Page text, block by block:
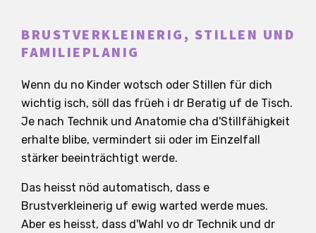
BRUSTVERKLEINERIG, STILLEN UND
FAMILIEPLANIG
Wenn du no Kinder wotsch oder Stillen für dich
wichtig isch, söll das früeh i dr Beratig uf de Tisch.
Je nach Technik und Anatomie cha d'Stillfähigkeit
erhalte blibe, vermindert sii oder im Einzelfall
stärker beeinträchtigt werde.
Das heisst nöd automatisch, dass e
Brustverkleinerig uf ewig warted werde mues.
Aber es heisst, dass d'Wahl vo dr Technik und dr